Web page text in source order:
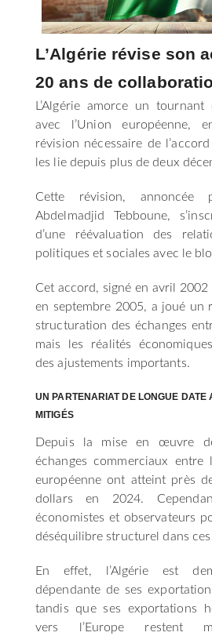
L’Algérie révise son
20 ans de
L’Algérie amorce un tournant
avec l’Union européenne,
révision nécessaire de
les lie depuis plus de deux
Cette révision, annoncée
Abdelmadjid Tebboune,
d’une réévaluation des
politiques et sociales avec le
Cet accord, signé en avril
en septembre 2005, a joué un
structuration des échanges
mais les réalités
des ajustements importants.
UN PARTENARIAT DE LONGUE DATE
MITIGÉS
Depuis la mise en œuvre
échanges commerciaux entre
européenne ont atteint près
dollars en 2024.
économistes et observateurs
déséquilibre structurel dans ces
En effet, l’Algérie est
dépendante de ses
tandis que ses exportations
vers l’Europe restent